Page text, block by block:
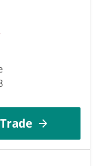
Trade